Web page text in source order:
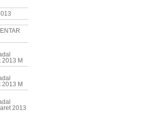
2013 M
2013 M
2013